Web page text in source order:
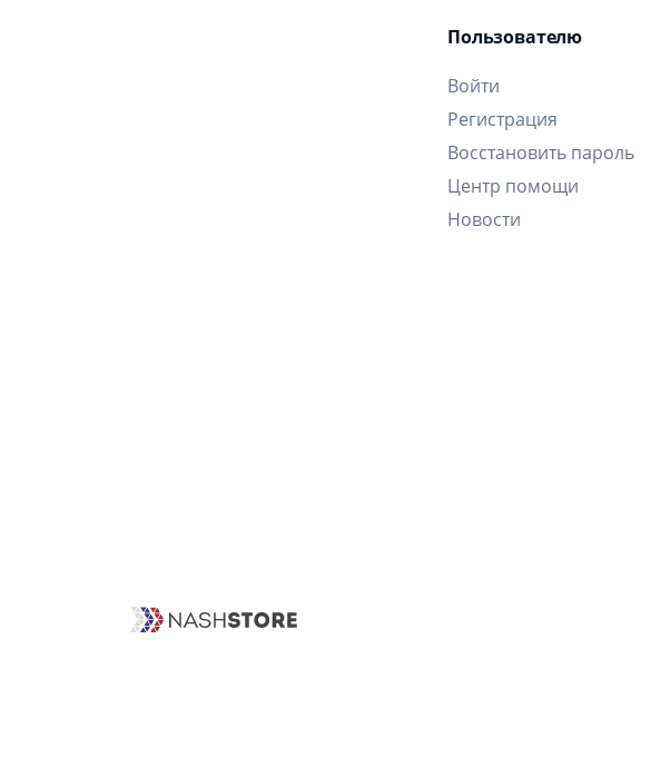
Пользователю
Войти
Регистрация
Восстановить пароль
Центр помощи
Новости